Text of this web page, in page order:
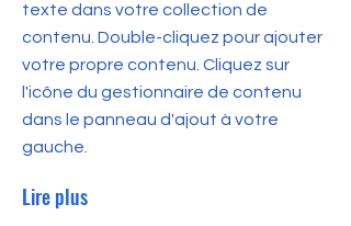
texte dans votre collection de
contenu. Double-cliquez pour ajouter
votre propre contenu. Cliquez sur
l'icône du gestionnaire de contenu
dans le panneau d'ajout à votre
gauche.
Lire plus